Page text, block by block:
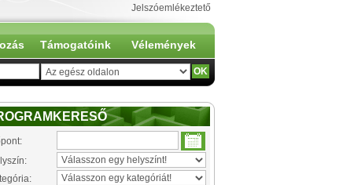
Jelszóemlékeztető
Támogatóink Vélemények